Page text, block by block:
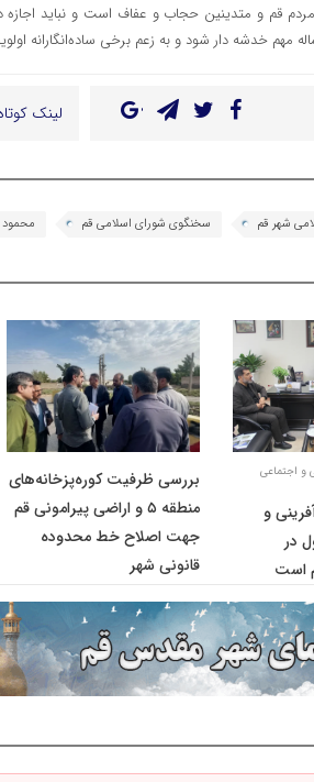
قم و متدینین حجاب و عفاف است و نباید
مهم خدشه دار شود و به زعم برخی ساده‌انگارانه
لینک
شهر قم سخنگوی شورای اسلامی قم
و اجتماعی
و
در
است
بررسی ظرفیت کوره‌پزخانه‌های
منطقه ۵ و اراضی پیرامونی قم
جهت اصلاح خط محدوده
قانونی شهر